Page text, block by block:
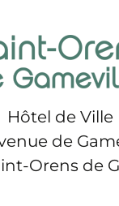
Hôtel de Ville
de
Orens de